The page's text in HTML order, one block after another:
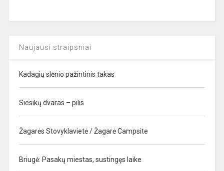
Naujausi straipsniai
Kadagių slėnio pažintinis takas
Siesikų dvaras – pilis
Žagarės Stovyklavietė / Žagarė Campsite
Briugė: Pasakų miestas, sustingęs laike